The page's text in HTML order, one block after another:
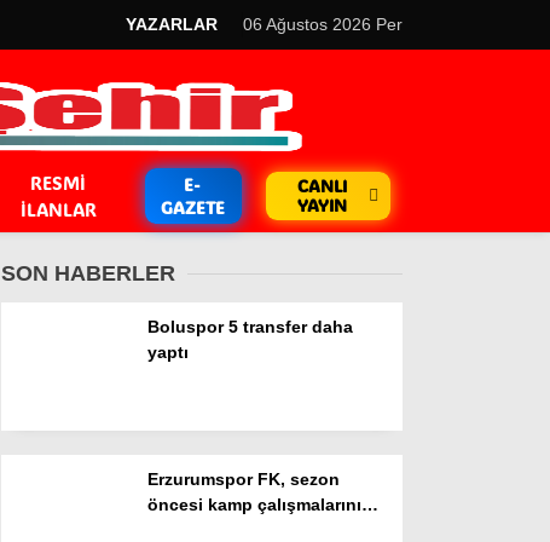
EKONOMİ
YAZARLAR 06 Ağustos 2026 Per
RESMI
İLANLAR
E-
GAZETE
CANLI
YAYIN
SON HABERLER
Boluspor 5 transfer daha
yaptı
Erzurumspor FK, sezon
öncesi kamp çalışmalarını